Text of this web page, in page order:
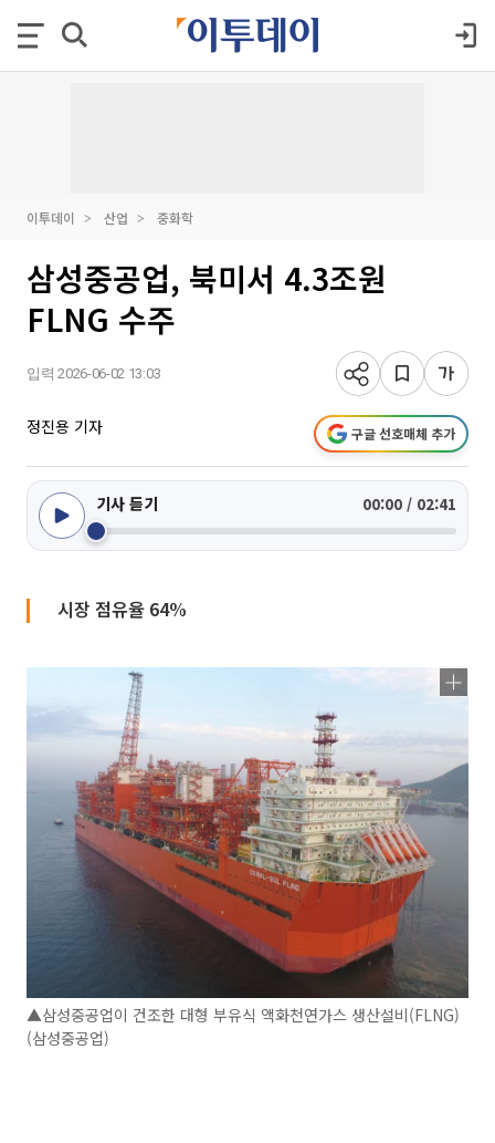
이투데이 산업 중화학
삼성중공업, 북미서 4.3조원
FLNG 수주
입력 2026-06-02 13:03
정진용 기자 구글 선호매체 추가
기사 듣기 00:00 / 02:41
시장 점유율 64%
▲삼성중공업이 건조한 대형 부유식 액화천연가스 생산설비(FLNG)
(삼성중공업)